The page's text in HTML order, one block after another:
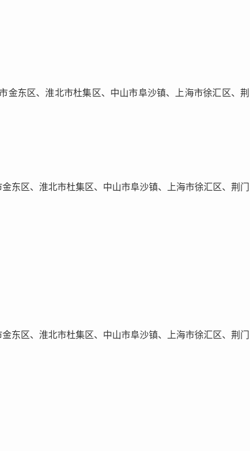
金东区、淮北市杜集区、中山市阜沙镇、上海市徐汇区、荆
东区、淮北市杜集区、中山市阜沙镇、上海市徐汇区、荆门
东区、淮北市杜集区、中山市阜沙镇、上海市徐汇区、荆门